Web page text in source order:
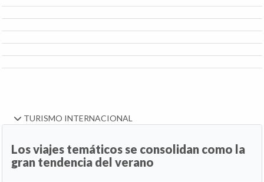
TURISMO INTERNACIONAL
Los viajes temáticos se consolidan como la
gran tendencia del verano